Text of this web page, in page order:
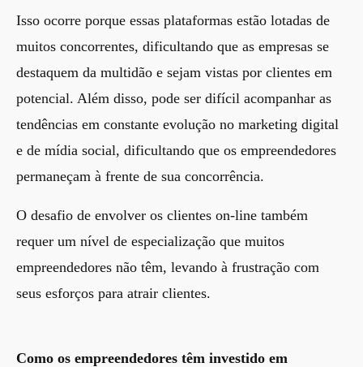
Isso ocorre porque essas plataformas estão lotadas de
muitos concorrentes, dificultando que as empresas se
destaquem da multidão e sejam vistas por clientes em
potencial. Além disso, pode ser difícil acompanhar as
tendências em constante evolução no marketing digital
e de mídia social, dificultando que os empreendedores
permaneçam à frente de sua concorrência.
O desafio de envolver os clientes on-line também
requer um nível de especialização que muitos
empreendedores não têm, levando à frustração com
seus esforços para atrair clientes.
Como os empreendedores têm investido em